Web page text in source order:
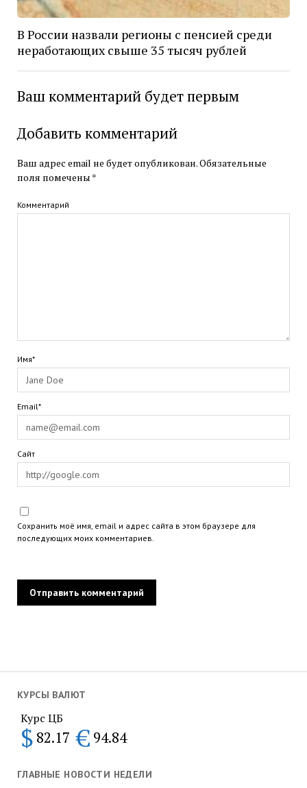
КУРСЫ ВАЛЮТ
Курс ЦБ
$ 82.17 € 94.84
ГЛАВНЫЕ НОВОСТИ НЕДЕЛИ
В России назвали регионы с пенсией среди
неработающих свыше 35 тысяч рублей
Ваш комментарий будет первым
Добавить комментарий
Ваш адрес email не будет опубликован.Обязательные
поля помечены *
Комментарий
Имя*
Email*
Сайт
Сохранить моё имя, email и адрес сайта в этом браузере для
последующих моих комментариев.